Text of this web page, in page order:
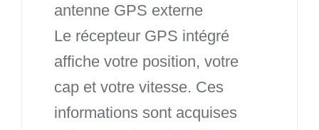
antenne GPS externe
Le récepteur GPS intégré
affiche votre position, votre
cap et votre vitesse. Ces
informations sont acquises